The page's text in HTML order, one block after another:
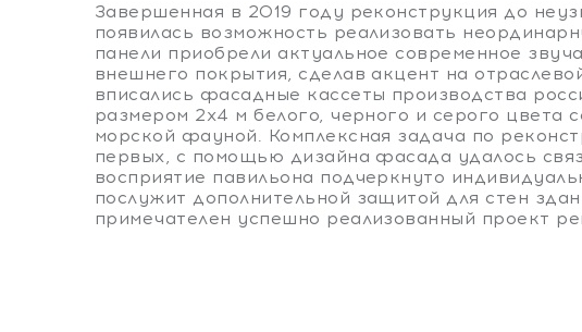
Завершенная в 2019 году реконструкция до
появилась возможность реализовать
панели приобрели актуальное современное
внешнего покрытия, сделав акцент на
вписались фасадные кассеты производства
размером 2х4 м белого, черного и серого
морской фауной. Комплексная задача по
первых, с помощью дизайна фасада удалось
восприятие павильона подчеркнуто
послужит дополнительной защитой для стен
примечателен успешно реализованный проект